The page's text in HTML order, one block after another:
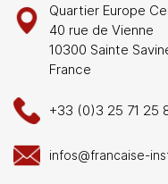
Quartier Europe
40 rue de Vienne
10300 Sainte
France
+33 (0)3 25 71 25
infos@francaise-